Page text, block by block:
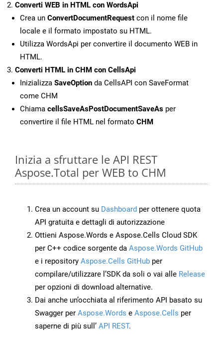
Converti WEB in HTML con WordsApi
Crea un ConvertDocumentRequest con il nome file
locale e il formato impostato su HTML.
Utilizza WordsApi per convertire il documento WEB in
HTML.
Converti HTML in CHM con CellsApi
Inizializza SaveOption da CellsAPI con SaveFormat
come CHM
Chiama cellsSaveAsPostDocumentSaveAs per
convertire il file HTML nel formato CHM
Inizia a sfruttare le API REST
Aspose.Total per WEB to CHM
Crea un account su Dashboard per ottenere quota
API gratuita e dettagli di autorizzazione
Ottieni Aspose.Words e Aspose.Cells Cloud SDK
per C++ codice sorgente da Aspose.Words GitHub
e i repository Aspose.Cells GitHub per
compilare/utilizzare l’SDK da soli o vai alle Release
per opzioni di download alternative.
Dai anche un’occhiata al riferimento API basato su
Swagger per Aspose.Words e Aspose.Cells per
saperne di più sull’ API REST.